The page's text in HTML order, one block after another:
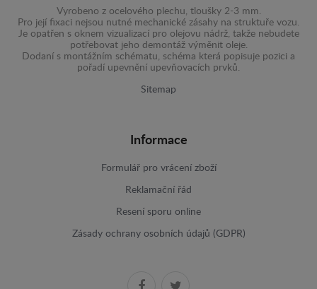
Vyrobeno z ocelového plechu, tloušky 2-3 mm.
Pro její fixaci nejsou nutné mechanické zásahy na struktuře vozu.
Je opatřen s oknem vizualizací pro olejovu nádrž, takže nebudete
potřebovat jeho demontáž výměnit oleje.
Dodaní s montážním schématu, schéma která popisuje pozici a
pořadí upevnění upevňovacích prvků.
Sitemap
Informace
Formulář pro vrácení zboží
Reklamační řád
Resení sporu online
Zásady ochrany osobních údajů (GDPR)